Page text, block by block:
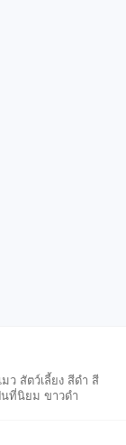
ว สัตว์เลี้ยง สีดำ สี
ที่นิยม ขาวดำ